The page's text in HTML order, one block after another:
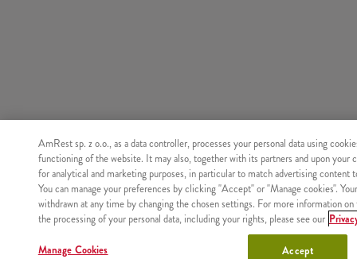
Nie znaleziono produktu o podanym identyfikatorze.
AmRest sp. z o.o., as a data controller, processes your personal data using
functioning of the website. It may also, together with its partners and upon your
for analytical and marketing purposes, in particular to match advertising content
You can manage your preferences by clicking "Accept" or "Manage cookies".
withdrawn at any time by changing the chosen settings. For more information
the processing of your personal data, including your rights, please see our
Manage Cookies Accept